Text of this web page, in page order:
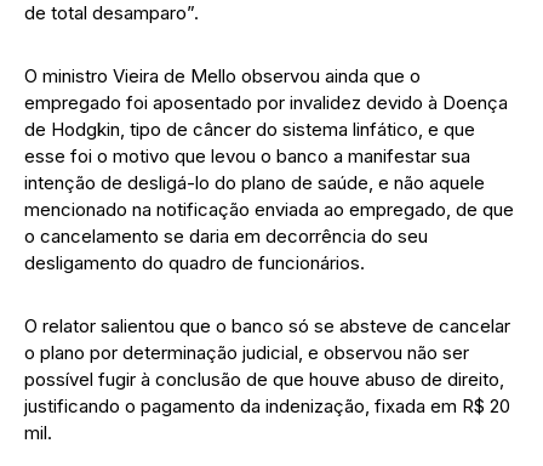
de total desamparo”.
O ministro Vieira de Mello observou ainda que o
empregado foi aposentado por invalidez devido à Doença
de Hodgkin, tipo de câncer do sistema linfático, e que
esse foi o motivo que levou o banco a manifestar sua
intenção de desligá-lo do plano de saúde, e não aquele
mencionado na notificação enviada ao empregado, de que
o cancelamento se daria em decorrência do seu
desligamento do quadro de funcionários.
O relator salientou que o banco só se absteve de cancelar
o plano por determinação judicial, e observou não ser
possível fugir à conclusão de que houve abuso de direito,
justificando o pagamento da indenização, fixada em R$ 20
mil.